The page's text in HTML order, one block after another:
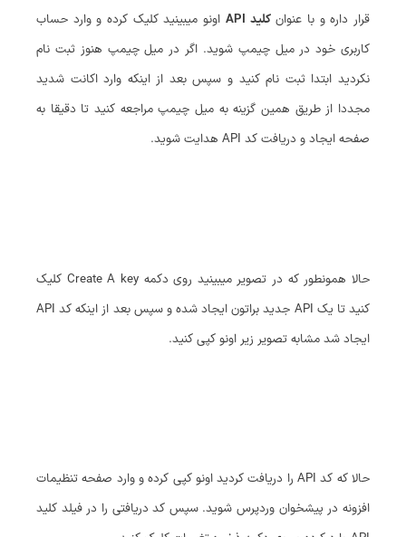
قرار داره و با عنوانکلید API
اونو میبینید کلیک کرده و وارد حساب
کاربری خود در میل چیمپ شوید. اگر در میل چیمپ هنوز ثبت نام
نکردید ابتدا ثبت نام کنید و سپس بعد از اینکه وارد اکانت شدید
مجددا از طریق همین گزینه به میل چیمپ مراجعه کنید تا دقیقا به
صفحه ایجاد و دریافت کد API هدایت شوید.
حالا همونطور که در تصویر میبینید روی دکمه Create A key کلیک
کنید تا یک API جدید براتون ایجاد شده و سپس بعد از اینکه کد API
ایجاد شد مشابه تصویر زیر اونو کپی کنید.
حالا که کد API را دریافت کردید اونو کپی کرده و وارد صفحه تنظیمات
افزونه در پیشخوان وردپرس شوید. سپس کد دریافتی را در فیلد کلید